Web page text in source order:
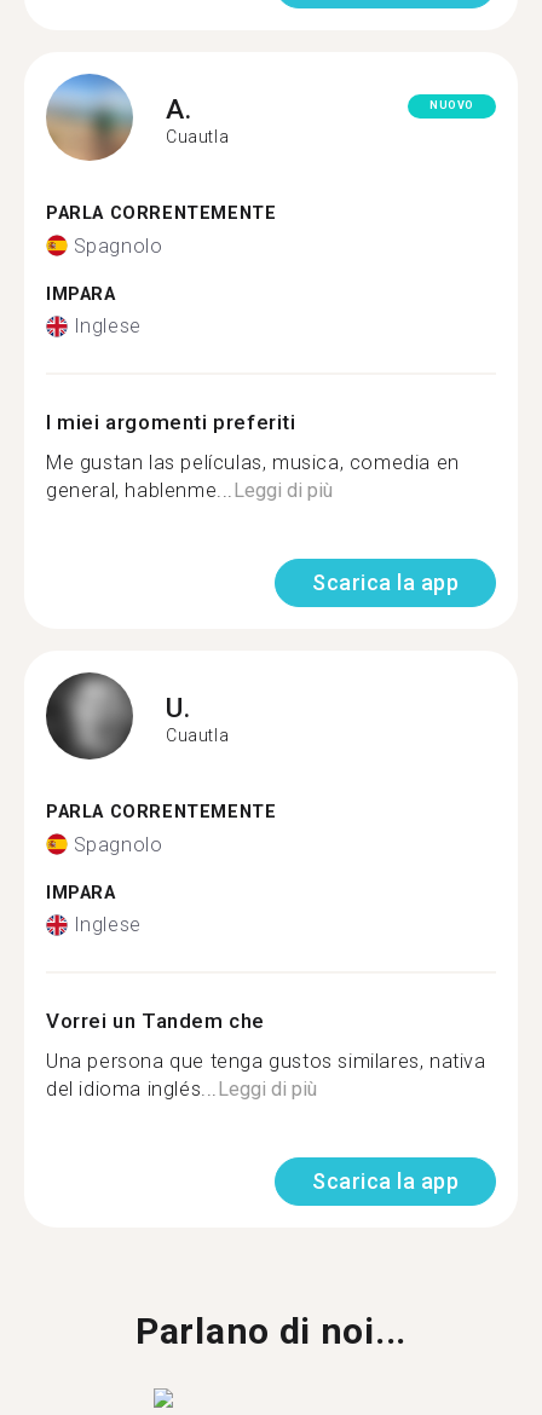
A.
Cuautla
NUOVO
PARLA CORRENTEMENTE
Spagnolo
IMPARA
Inglese
I miei argomenti preferiti
Me gustan las películas, musica, comedia en
general, hablenme...Leggi di più
Scarica la app
U.
Cuautla
PARLA CORRENTEMENTE
Spagnolo
IMPARA
Inglese
Vorrei un Tandem che
Una persona que tenga gustos similares, nativa
del idioma inglés...Leggi di più
Scarica la app
Parlano di noi...